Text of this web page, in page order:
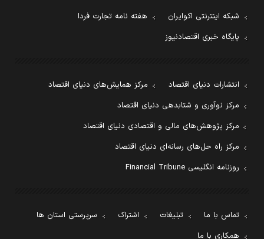
شبکه اینترنتی اکوایران
هفته نامه تجارت فردا
پایگاه خبری اقتصادنیوز
انتشارات دنیای اقتصاد
مرکز همایش‌های دنیای اقتصاد
مرکز نوآوری و شتابدهی دنیای اقتصاد
مرکز پژوهش‌های مالی و اقتصادی دنیای اقتصاد
مرکز راه حل‌های رسانه‌ای دنیای اقتصاد
روزنامه انگلیسی Financial Tribune
تماس با ما تبلیغات اشتراک
سرپرستی استان ها
همکاری با ما